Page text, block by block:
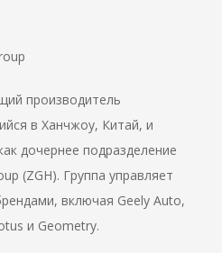
производитель
в Ханчжоу, Китай, и
дочернее подразделение
(ZGH). Группа управляет
включая Geely Auto,
и Geometry.